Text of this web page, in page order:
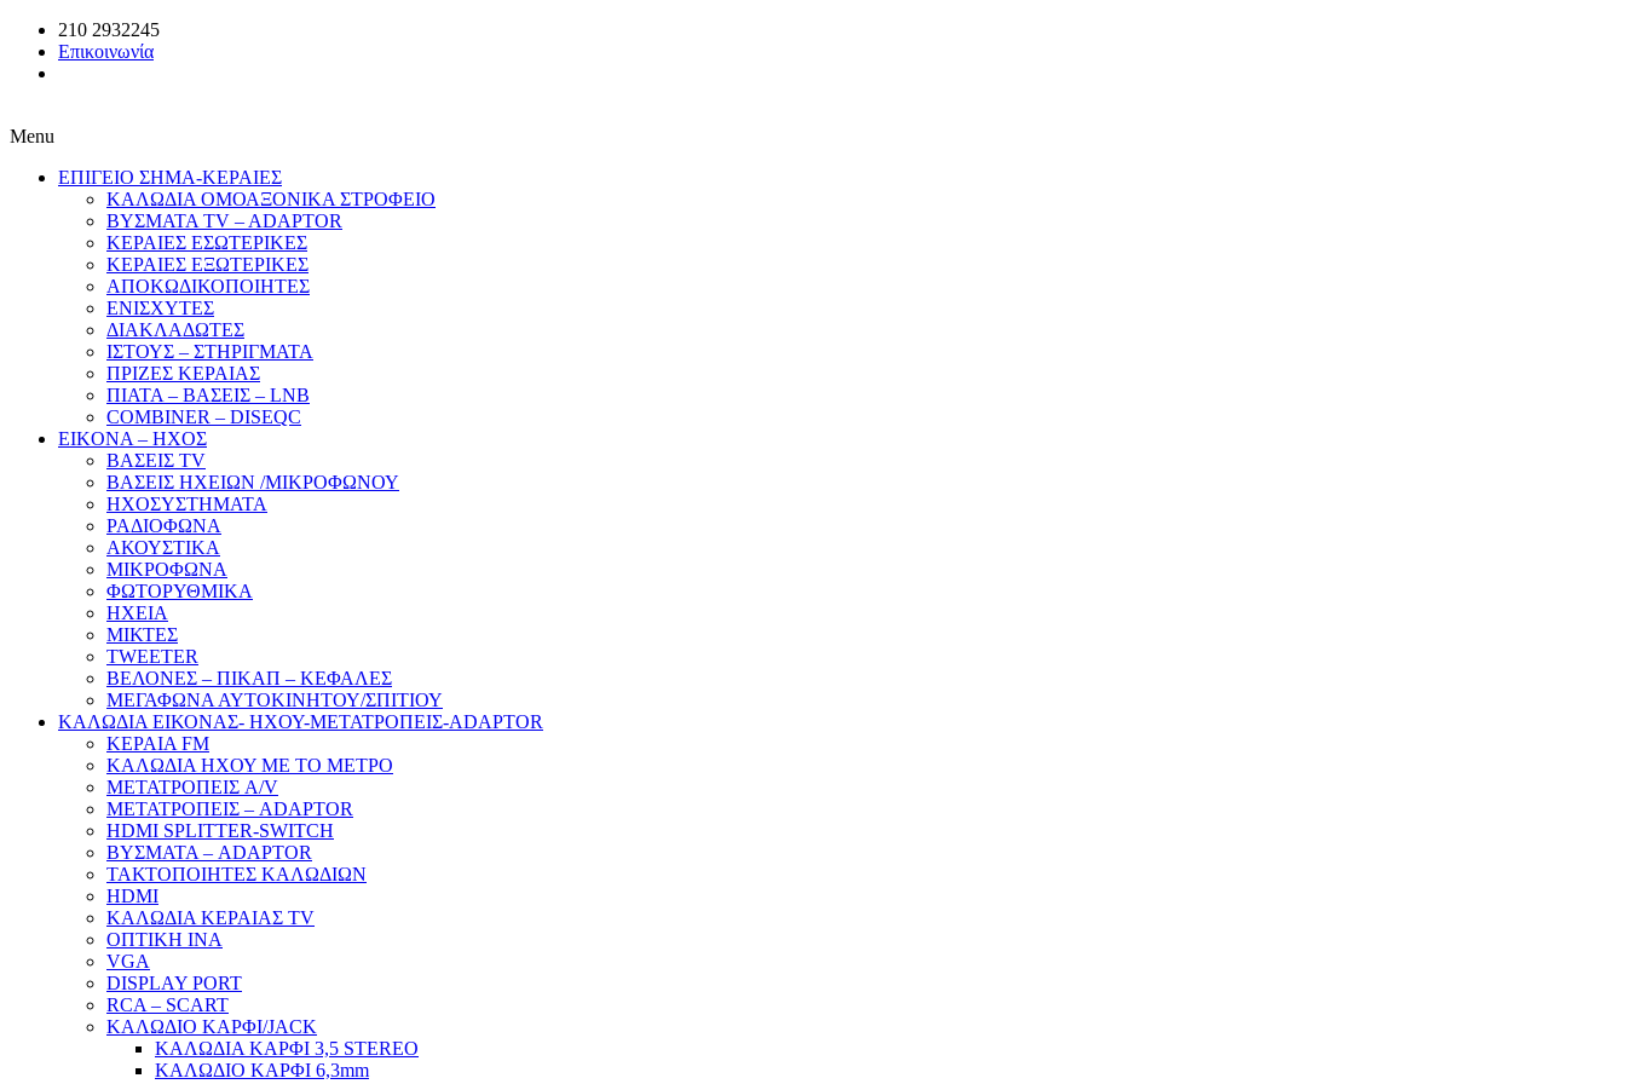
210 2932245
Επικοινωνία
Menu
ΕΠΙΓΕΙΟ ΣΗΜΑ-ΚΕΡΑΙΕΣ
ΚΑΛΩΔΙΑ ΟΜΟΑΞΟΝΙΚΑ ΣΤΡΟΦΕΙΟ
ΒΥΣΜΑΤΑ TV – ADAPTOR
ΚΕΡΑΙΕΣ ΕΣΩΤΕΡΙΚΕΣ
ΚΕΡΑΙΕΣ ΕΞΩΤΕΡΙΚΕΣ
ΑΠΟΚΩΔΙΚΟΠΟΙΗΤΕΣ
ΕΝΙΣΧΥΤΕΣ
ΔΙΑΚΛΑΔΩΤΕΣ
ΙΣΤΟΥΣ – ΣΤΗΡΙΓΜΑΤΑ
ΠΡΙΖΕΣ ΚΕΡΑΙΑΣ
ΠΙΑΤΑ – ΒΑΣΕΙΣ – LNB
COMBINER – DISEQC
EIKONA – ΗΧΟΣ
ΒΑΣΕΙΣ TV
ΒΑΣΕΙΣ ΗΧΕΙΩΝ /ΜΙΚΡΟΦΩΝΟΥ
ΗΧΟΣΥΣΤΗΜΑΤΑ
ΡΑΔΙΟΦΩΝΑ
ΑΚΟΥΣΤΙΚΑ
ΜΙΚΡΟΦΩΝΑ
ΦΩΤΟΡΥΘΜΙΚΑ
ΗΧΕΙΑ
ΜΙΚΤΕΣ
TWEETER
ΒΕΛΟΝΕΣ – ΠΙΚΑΠ – ΚΕΦΑΛΕΣ
ΜΕΓΑΦΩΝΑ ΑΥΤΟΚΙΝΗΤΟΥ/ΣΠΙΤΙΟΥ
ΚΑΛΩΔΙΑ ΕΙΚΟΝΑΣ- ΗΧΟΥ-ΜΕΤΑΤΡΟΠΕΙΣ-ADAPTOR
ΚΕΡΑΙΑ FM
ΚΑΛΩΔΙΑ ΗΧΟΥ ΜΕ ΤΟ ΜΕΤΡΟ
ΜΕΤΑΤΡΟΠΕΙΣ A/V
ΜΕΤΑΤΡΟΠΕΙΣ – ADAPTOR
HDMI SPLITTER-SWITCH
ΒΥΣΜΑΤΑ – ADAPTOR
ΤΑΚΤΟΠΟΙΗΤΕΣ ΚΑΛΩΔΙΩΝ
HDMI
ΚΑΛΩΔΙΑ ΚΕΡΑΙΑΣ TV
ΟΠΤΙΚΗ ΙΝΑ
VGA
DISPLAY PORT
RCA – SCART
ΚΑΛΩΔΙΟ ΚΑΡΦΙ/JACK
ΚΑΛΩΔΙΑ ΚΑΡΦΙ 3,5 STEREO
ΚΑΛΩΔΙΟ ΚΑΡΦΙ 6,3mm